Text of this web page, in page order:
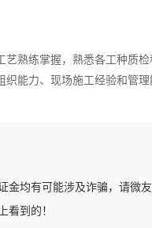
熟练掌握，熟悉各工种质
能力、现场施工经验和管
均有可能涉及诈骗，请微友
看到的！